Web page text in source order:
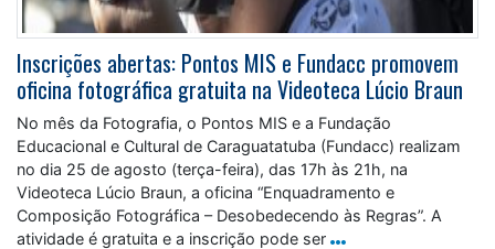
Inscrições abertas: Pontos MIS e Fundacc promovem
oficina fotográfica gratuita na Videoteca Lúcio Braun
No mês da Fotografia, o Pontos MIS e a Fundação
Educacional e Cultural de Caraguatatuba (Fundacc) realizam
no dia 25 de agosto (terça-feira), das 17h às 21h, na
Videoteca Lúcio Braun, a oficina “Enquadramento e
Composição Fotográfica – Desobedecendo às Regras”. A
atividade é gratuita e a inscrição pode ser